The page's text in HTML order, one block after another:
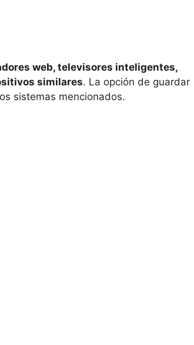
web, televisores inteligentes,
similares. La opción de guardar
sistemas mencionados.